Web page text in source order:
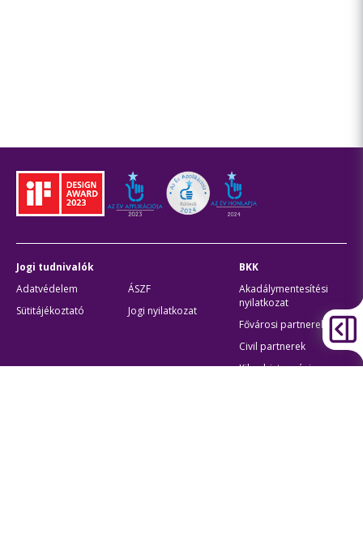
Jogi tudnivalók
Adatvédelem
ÁSZF
Sütitájékoztató
Jogi nyilatkozat
BKK
Akadálymentesítési
nyilatkozat
Fővárosi partnerek
Civil partnerek
Kiberbiztonsági